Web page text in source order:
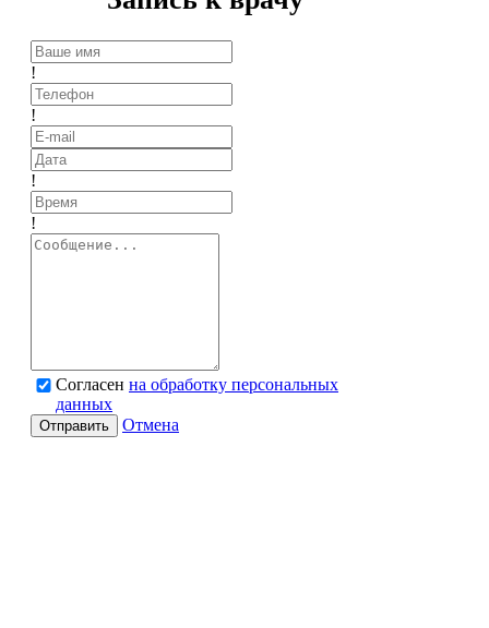
!
!
!
!
Согласен на обработку персональных
данных
Отправить Отмена